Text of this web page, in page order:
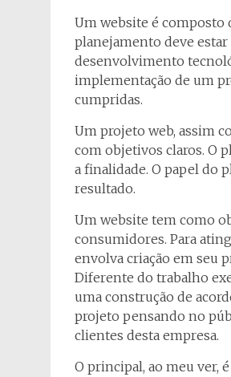
Um website é composto
planejamento deve
desenvolvimento
implementação de um
cumpridas.
Um projeto web, assim
com objetivos claros. O
a finalidade. O papel do
resultado.
Um website tem como
consumidores. Para
envolva criação em seu
Diferente do trabalho
uma construção de
projeto pensando no
clientes desta empresa.
O principal, ao meu ver,